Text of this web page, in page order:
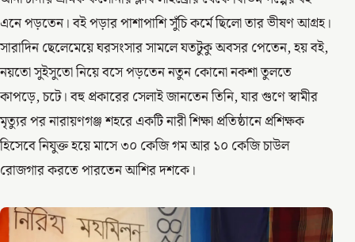
এনে পড়তেন। বই পড়ার পাশাপাশি সুঁচি কর্মে ছিলো তার ভীষণ আগ্রহ।
সারাদিন ছেলেমেয়ে ঘরসংসার সামলে যতটুকু অবসর পেতেন, হয় বই,
নয়তো সুইসুতো নিয়ে বসে পড়তেন নতুন কোনো নকশা তুলতে
কাপড়ে, চটে। বহু প্রকারের সেলাই জানতেন তিনি, যার গুণে স্বামীর
মৃত্যুর পর নারায়ণগঞ্জ শহরে একটি নারী শিক্ষা প্রতিষ্ঠানে প্রশিক্ষক
হিসেবে নিযুক্ত হয়ে মাসে ৩০ কেজি গম আর ১০ কেজি চাউল
রোজগার করতে পারতেন আশির দশকে।